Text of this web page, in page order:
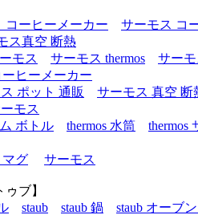
コーヒーメーカー
サーモス コ
ス真空 断熱
モス サーモス thermos
サー
ヒーメーカー
ポット 通販
サーモス 真空 断
モス
ボトル
thermos 水筒
thermos
マグ サーモス
ブ】
staub staub 鍋
staub オーブ